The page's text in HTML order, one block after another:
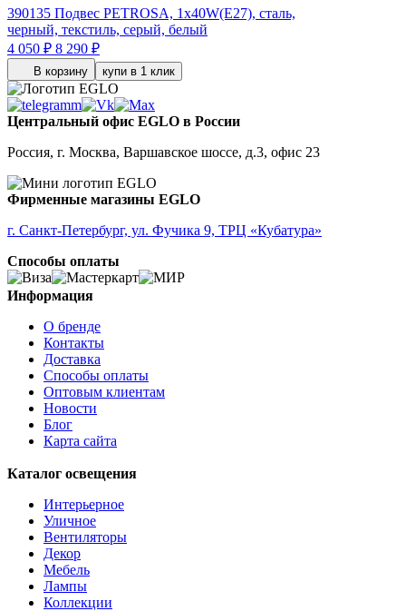
390135 Подвес PETROSA, 1x40W(E27), сталь,
черный, текстиль, серый, белый
4 050 ₽ 8 290 ₽
В корзину купи в 1 клик
Центральный офис EGLO в России
Россия, г. Москва, Варшавское шоссе, д.3, офис 23
Фирменные магазины EGLO
г. Санкт-Петербург, ул. Фучика 9, ТРЦ «Кубатура»
Способы оплаты
Информация
О бренде
Контакты
Доставка
Способы оплаты
Оптовым клиентам
Новости
Блог
Карта сайта
Каталог освещения
Интерьерное
Уличное
Вентиляторы
Декор
Мебель
Лампы
Коллекции